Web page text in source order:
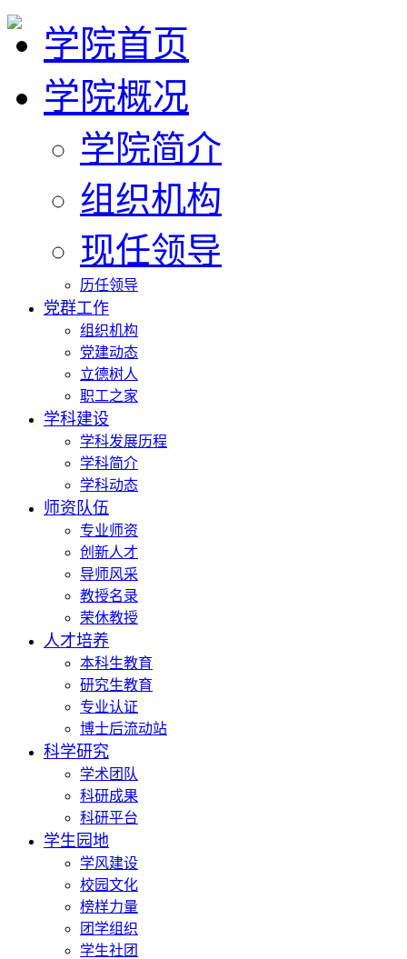
学院首页
学院概况
学院简介
组织机构
现任领导
历任领导
党群工作
组织机构
党建动态
立德树人
职工之家
学科建设
学科发展历程
学科简介
学科动态
师资队伍
专业师资
创新人才
导师风采
教授名录
荣休教授
人才培养
本科生教育
研究生教育
专业认证
博士后流动站
科学研究
学术团队
科研成果
科研平台
学生园地
学风建设
校园文化
榜样力量
团学组织
学生社团